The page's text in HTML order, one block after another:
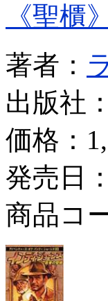
《聖櫃》
著者：
出版社：
価格：
発売日
商品コ